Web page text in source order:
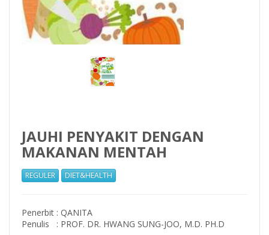
JAUHI PENYAKIT DENGAN
MAKANAN MENTAH
REGULER DIET&HEALTH
Penerbit : QANITA
Penulis
: PROF. DR. HWANG SUNG-JOO, M.D. PH.D